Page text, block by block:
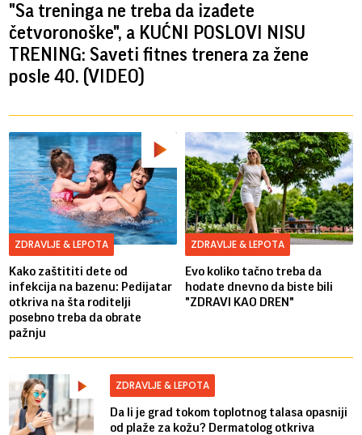
"Sa treninga ne treba da izađete
četvoronoške", a KUĆNI POSLOVI NISU
TRENING: Saveti fitnes trenera za žene
posle 40. (VIDEO)
ZDRAVLJE & LEPOTA
Kako zaštititi dete od
infekcija na bazenu: Pedijatar
otkriva na šta roditelji
posebno treba da obrate
pažnju
ZDRAVLJE & LEPOTA
Evo koliko tačno treba da
hodate dnevno da biste bili
"ZDRAVI KAO DREN"
ZDRAVLJE & LEPOTA
Da li je grad tokom toplotnog talasa opasniji
od plaže za kožu? Dermatolog otkriva